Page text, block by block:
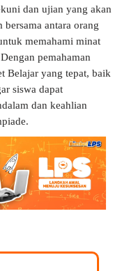
dan ujian yang akan
antara orang
memahami minat
pemahaman
Belajar yang tepat, baik
siswa dapat
dan keahlian